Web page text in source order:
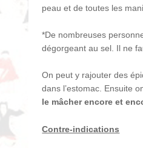
peau et de toutes les
*De nombreuses
dégorgeant au sel. Il ne
On peut y rajouter des
dans l’estomac. Ensuite
le mâcher encore et
Contre-indications